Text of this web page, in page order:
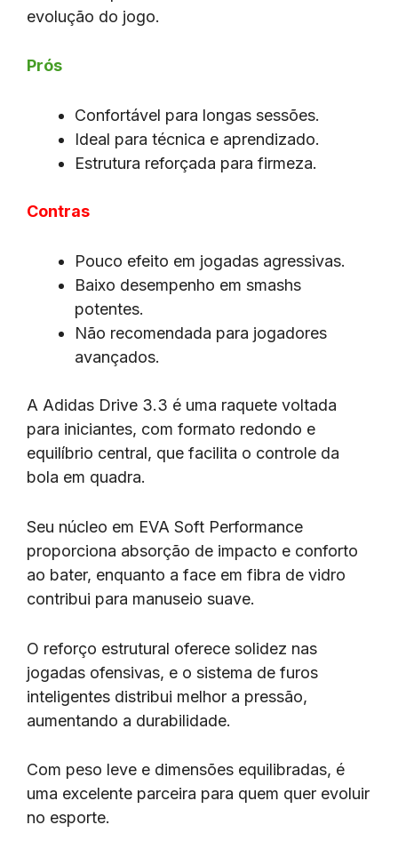
evolução do jogo.
Prós
Confortável para longas sessões.
Ideal para técnica e aprendizado.
Estrutura reforçada para firmeza.
Contras
Pouco efeito em jogadas agressivas.
Baixo desempenho em smashs
potentes.
Não recomendada para jogadores
avançados.
A Adidas Drive 3.3 é uma raquete voltada
para iniciantes, com formato redondo e
equilíbrio central, que facilita o controle da
bola em quadra.
Seu núcleo em EVA Soft Performance
proporciona absorção de impacto e conforto
ao bater, enquanto a face em fibra de vidro
contribui para manuseio suave.
O reforço estrutural oferece solidez nas
jogadas ofensivas, e o sistema de furos
inteligentes distribui melhor a pressão,
aumentando a durabilidade.
Com peso leve e dimensões equilibradas, é
uma excelente parceira para quem quer evoluir
no esporte.